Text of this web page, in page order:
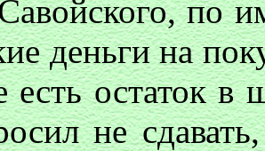
по
деньги на
есть остаток в
не